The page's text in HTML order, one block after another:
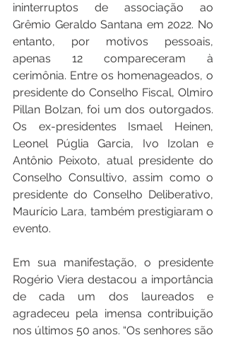
ininterruptos de associação ao
Grêmio Geraldo Santana em 2022. No
entanto, por motivos pessoais,
apenas 12 compareceram à
cerimônia. Entre os homenageados, o
presidente do Conselho Fiscal, Olmiro
Pillan Bolzan, foi um dos outorgados.
Os ex-presidentes Ismael Heinen,
Leonel Púglia Garcia, Ivo Izolan e
Antônio Peixoto, atual presidente do
Conselho Consultivo, assim como o
presidente do Conselho Deliberativo,
Maurício Lara, também prestigiaram o
evento.
Em sua manifestação, o presidente
Rogério Viera destacou a importância
de cada um dos laureados e
agradeceu pela imensa contribuição
nos últimos 50 anos. “Os senhores são